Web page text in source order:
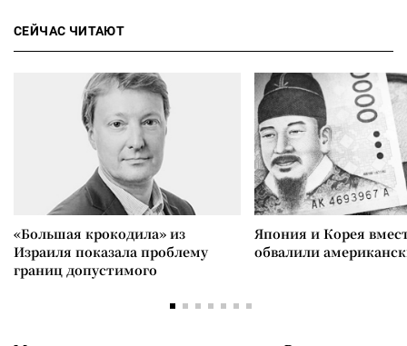
СЕЙЧАС ЧИТАЮТ
«Большая крокодила» из
Израиля показала проблему
границ допустимого
Япония и Корея
обвалили